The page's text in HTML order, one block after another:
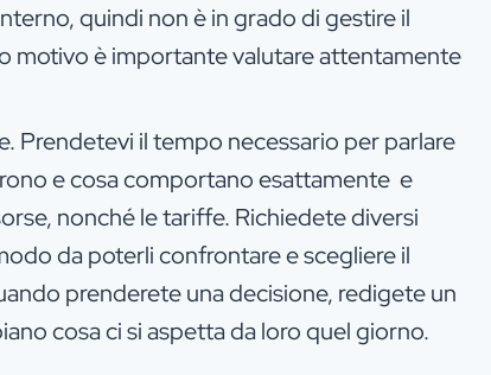
quindi non è in grado di gestire il
motivo è importante valutare attentamente
Prendetevi il tempo necessario per parlare
e cosa comportano esattamente e
nonché le tariffe. Richiedete diversi
da poterli confrontare e scegliere il
prenderete una decisione, redigete un
cosa ci si aspetta da loro quel giorno.